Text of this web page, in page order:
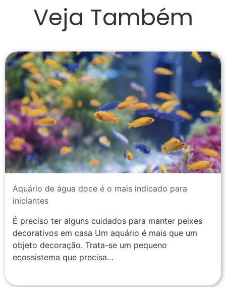
Veja Também
Aquário de água doce é o mais indicado para
iniciantes
É preciso ter alguns cuidados para manter peixes
decorativos em casa Um aquário é mais que um
objeto decoração. Trata-se um pequeno
ecossistema que precisa…